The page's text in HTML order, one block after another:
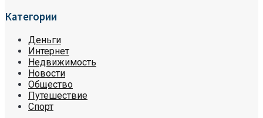
Категории
Деньги
Интернет
Недвижимость
Новости
Общество
Путешествие
Спорт